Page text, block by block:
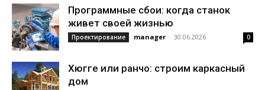
Программные сбои: когда станок
живет своей жизнью
Проектирование manager - 30.06.2026 0
Хюгге или ранчо: строим каркасный
дом